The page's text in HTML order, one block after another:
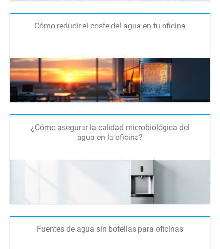
Cómo reducir el coste del agua en tu oficina
¿Cómo asegurar la calidad microbiológica del
agua en la oficina?
Fuentes de agua sin botellas para oficinas